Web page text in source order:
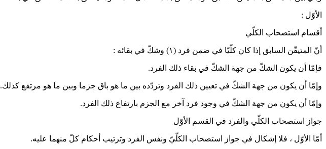
الأوّل :
أقسام استصحاب الكلّي
أنّ المتيقّن السابق إذا كان كلّيّا في ضمن فرد (١) وشكّ في بقائه :
فإمّا أن يكون الشكّ من جهة الشكّ في بقاء ذلك الفرد.
وإمّا أن يكون من جهة الشكّ في تعيين ذلك الفرد وتردّده بين ما هو باق جزما وبين ما هو مرتفع كذلك.
وإمّا أن يكون من جهة الشكّ في وجود فرد آخر مع الجزم بارتفاع ذلك الفرد.
جواز استصحاب الكلّي والفرد في القسم الأوّل
أمّا الأوّل ، فلا إشكال في جواز استصحاب الكلّيّ ونفس الفرد وترتيب أحكام كلّ منهما عليه.